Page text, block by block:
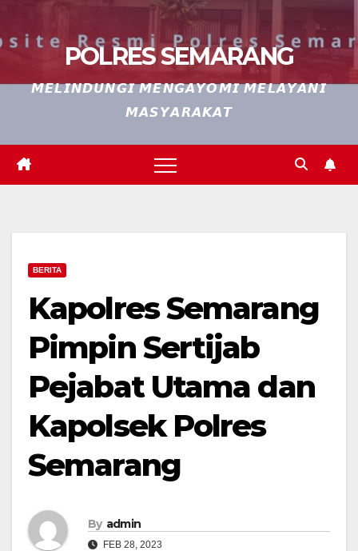
POLRES SEMARANG
𝙈𝙀𝙇𝙄𝙉𝘿𝙐𝙉𝙂𝙄 𝙈𝙀𝙉𝙂𝘼𝙔𝙊𝙈𝙄 𝙈𝙀𝙇𝘼𝙔𝘼𝙉𝙄
𝙈𝘼𝙎𝙔𝘼𝙍𝘼𝙆𝘼𝙏
BERITA
Kapolres Semarang
Pimpin Sertijab
Pejabat Utama dan
Kapolsek Polres
Semarang
By admin
FEB 28, 2023